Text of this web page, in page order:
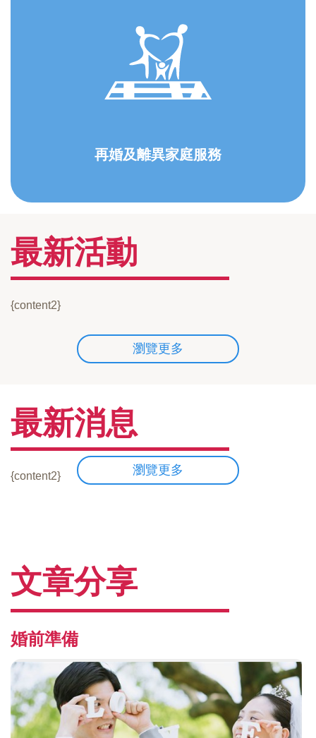
再婚及離異家庭服務
最新活動
{content2}
瀏覽更多
最新消息
{content2} 瀏覽更多
文章分享
婚前準備